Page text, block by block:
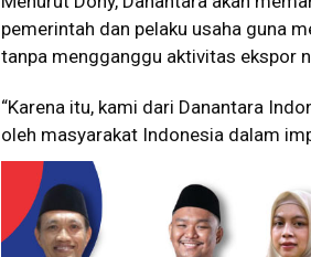
pemerintah dan pelaku usaha guna
tanpa mengganggu aktivitas ekspor
“Karena itu, kami dari Danantara
oleh masyarakat Indonesia dalam